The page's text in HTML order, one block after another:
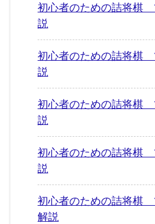
初心者のための詰将
説
初心者のための詰将
説
初心者のための詰将
説
初心者のための詰将
説
初心者のための詰将棋
解説